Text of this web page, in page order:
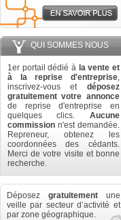
QUI SOMMES NOUS
1er portail dédié à la vente et
à la reprise d'entreprise,
inscrivez-vous et déposez
gratuitement votre annonce
de reprise d'entreprise en
quelques clics. Aucune
commission n'est demandée.
Repreneur, obtenez les
coordonnées des cédants.
Merci de votre visite et bonne
recherche.
Déposez gratuitement une
veille par secteur d’activité et
par zone géographique.